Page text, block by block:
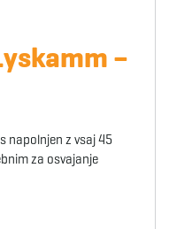
–
napolnjen z vsaj 45
za osvajanje